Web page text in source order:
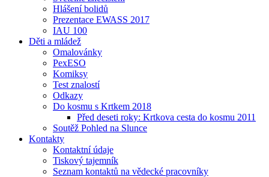
Hlášení bolidů
Prezentace EWASS 2017
IAU 100
Děti a mládež
Omalovánky
PexESO
Komiksy
Test znalostí
Odkazy
Do kosmu s Krtkem 2018
Před deseti roky: Krtkova cesta do kosmu 2011
Soutěž Pohled na Slunce
Kontakty
Kontaktní údaje
Tiskový tajemník
Seznam kontaktů na vědecké pracovníky